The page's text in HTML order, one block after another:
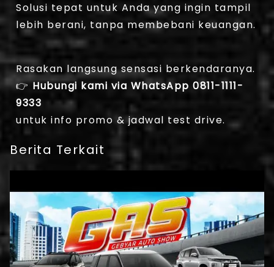
Solusi tepat untuk Anda yang ingin tampil
lebih berani, tanpa membebani keuangan.
Rasakan langsung sensasi berkendaranya.
👉Hubungi kami via WhatsApp 0811-1111-
9333
untuk info promo & jadwal test drive.
Berita Terkait